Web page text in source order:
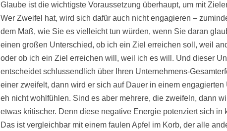
Glaube ist die wichtigste Voraussetzung überhaupt, um mit
Wer Zweifel hat, wird sich dafür auch nicht engagieren –
dem Maß, wie Sie es vielleicht tun würden, wenn Sie daran
einen großen Unterschied, ob ich ein Ziel erreichen soll, weil
oder ob ich ein Ziel erreichen will, weil ich es will. Und dieser
entscheidet schlussendlich über Ihren Unternehmens-
einer zweifelt, dann wird er sich auf Dauer in einem engagierten
eh nicht wohlfühlen. Sind es aber mehrere, die zweifeln, dann
etwas kritischer. Denn diese negative Energie potenziert sich in
Das ist vergleichbar mit einem faulen Apfel im Korb, der alle